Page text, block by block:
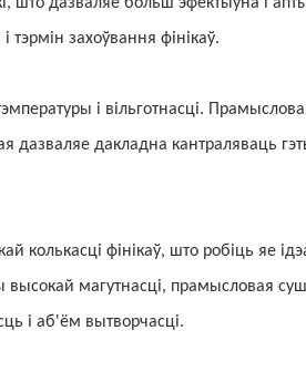
тэрмін захоўвання фінікаў.
і вільготнасці.
дазваляе дакладна кантраляваць
колькасці фінікаў, што робіць яе
магутнасці, прамысловая
і аб'ём вытворчасці.